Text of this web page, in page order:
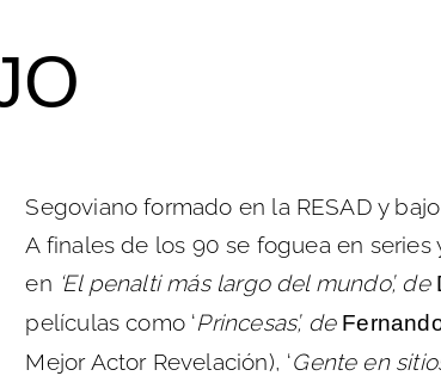
Segoviano formado en la RESAD y
A finales de los 90 se foguea en
en ‘El penalti más largo del mundo’, de
películas como ‘Princesas’, de
Mejor Actor Revelación), ‘Gente en